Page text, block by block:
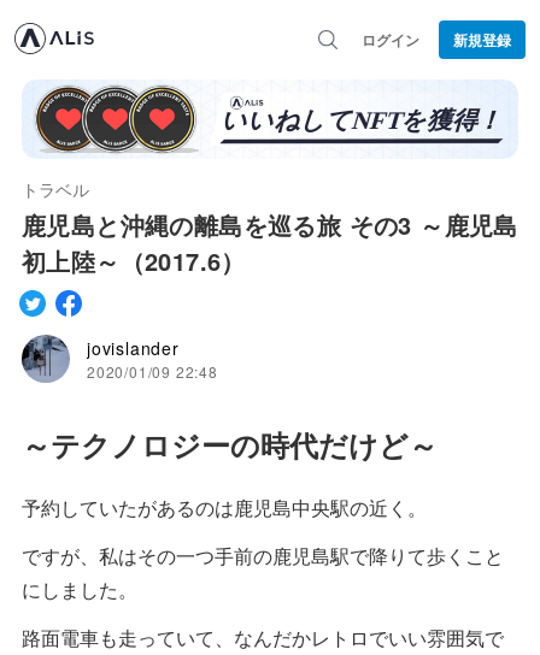
ログイン 新規登録
トラベル
鹿児島と沖縄の離島を巡る旅 その3 ～鹿児島
初上陸～（2017.6）
jovislander
2020/01/09 22:48
～テクノロジーの時代だけど～
予約していたがあるのは鹿児島中央駅の近く。
ですが、私はその一つ手前の鹿児島駅で降りて歩くこと
にしました。
路面電車も走っていて、なんだかレトロでいい雰囲気で